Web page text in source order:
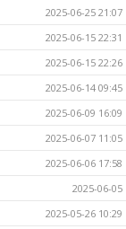
2025-06-25 21:07
2025-06-15 22:31
2025-06-15 22:26
2025-06-14 09:45
2025-06-09 16:09
2025-06-07 11:05
2025-06-06 17:58
2025-06-05
2025-05-26 10:29